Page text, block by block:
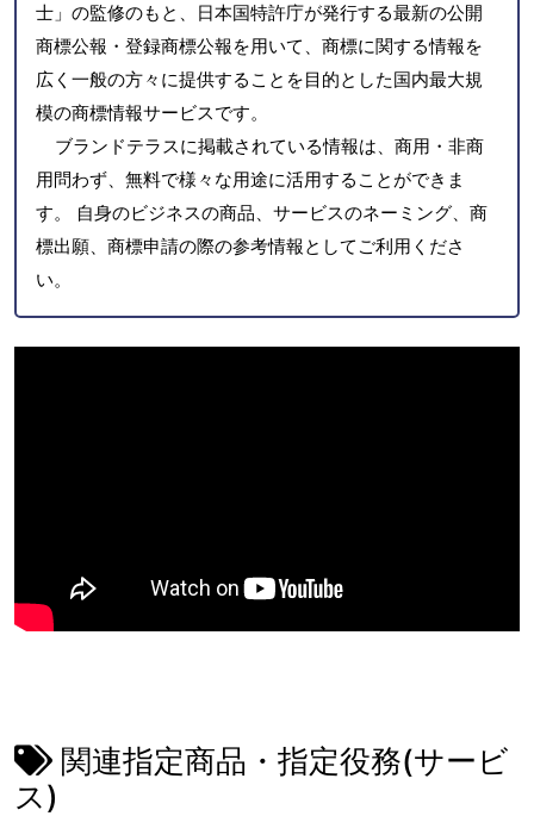
士」の監修のもと、日本国特許庁が発行する最新の公開
商標公報・登録商標公報を用いて、商標に関する情報を
広く一般の方々に提供することを目的とした国内最大規
模の商標情報サービスです。
ブランドテラスに掲載されている情報は、商用・非商
用問わず、無料で様々な用途に活用することができま
す。 自身のビジネスの商品、サービスのネーミング、商
標出願、商標申請の際の参考情報としてご利用くださ
い。
関連指定商品・指定役務(サービ
ス)